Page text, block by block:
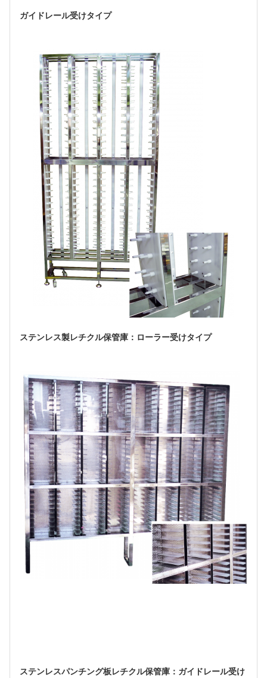
ガイドレール受けタイプ
ステンレス製レチクル保管庫：ローラー受けタイプ
ステンレスパンチング板レチクル保管庫：ガイドレール受け